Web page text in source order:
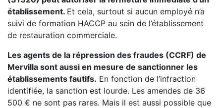
établissement. Et cela, surtout si aucun employé n’a
suivi de formation HACCP au sein de l’établissement
de restauration commerciale.
Les agents de la répression des fraudes (CCRF) de
Mervilla sont aussi en mesure de sanctionner les
établissements fautifs. En fonction de l’infraction
identifiée, la sanction est lourde. Les amendes de 36
500 € ne sont pas rares. Mais il est aussi possible que